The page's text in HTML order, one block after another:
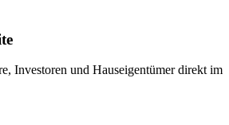
Investoren und Hauseigentümer direkt im